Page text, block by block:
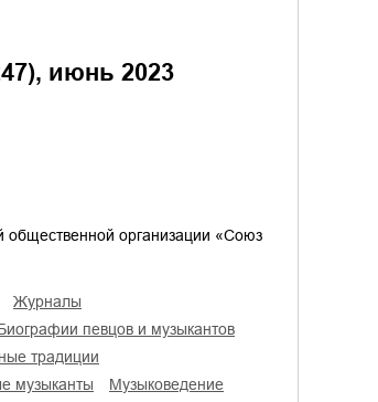
июнь 2023
организации «Союз
журналы
биографии певцов и музыкантов
традиции
музыканты
музыковедение